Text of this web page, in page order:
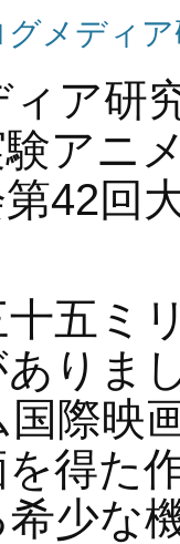
グメディ
ア研
アニ
42回
五ミ
りま
国際映
を得た
少な